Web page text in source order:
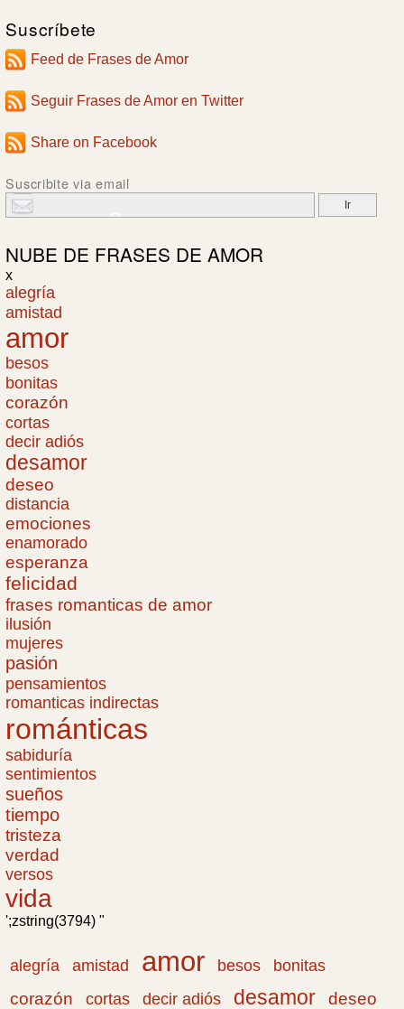
Suscríbete
Feed de Frases de Amor
Seguir Frases de Amor en Twitter
Share on Facebook
Suscribite via email
NUBE DE FRASES DE AMOR
x
alegría
amistad
amor
besos
bonitas
corazón
cortas
decir adiós
desamor
deseo
distancia
emociones
enamorado
esperanza
felicidad
frases romanticas de amor
ilusión
mujeres
pasión
pensamientos
romanticas indirectas
románticas
sabiduría
sentimientos
sueños
tiempo
tristeza
verdad
versos
vida
';zstring(3794) "
alegría amistad amor besos
bonitas
corazón
cortas decir adiós desamor deseo